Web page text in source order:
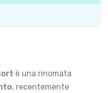
è una rinomata
, recentemente